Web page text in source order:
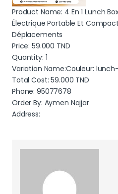
Product Name: 4 En 1 Lunch
Électrique Portable Et
Déplacements
Price:59.000 TND
Quantity: 1
Variation Name:Couleur:
Total Cost:59.000 TND
Phone: 95077678
Order By: Aymen Najjar
Address: